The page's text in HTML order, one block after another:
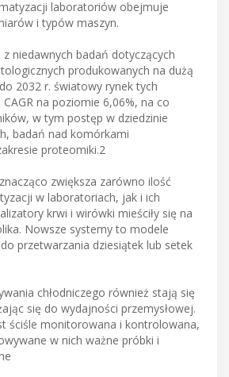
laboratoriów obejmuje
i typów maszyn.
z niedawnych badań dotyczących
produkowanych na dużą
2032 r. światowy rynek tych
na poziomie 6,06%, na co
w tym postęp w dziedzinie
badań nad komórkami
proteomiki.2
zwiększa zarówno ilość
w laboratoriach, jak i ich
krwi i wirówki mieściły się na
Nowsze systemy to modele
przetwarzania dziesiątek lub setek
chłodniczego również stają się
się do wydajności przemysłowej.
ściśle monitorowana i kontrolowana,
w nich ważne próbki i